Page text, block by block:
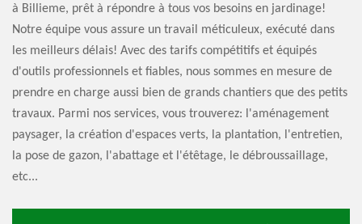
à Billieme, prêt à répondre à tous vos besoins en jardinage!
Notre équipe vous assure un travail méticuleux, exécuté dans
les meilleurs délais! Avec des tarifs compétitifs et équipés
d'outils professionnels et fiables, nous sommes en mesure de
prendre en charge aussi bien de grands chantiers que des petits
travaux. Parmi nos services, vous trouverez: l'aménagement
paysager, la création d'espaces verts, la plantation, l'entretien,
la pose de gazon, l'abattage et l'étêtage, le débroussaillage,
etc...